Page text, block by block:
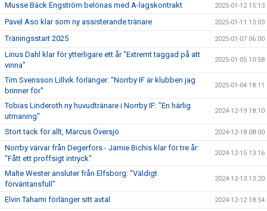
Musse Bäck Engström belönas med A-lagskontrakt 2025-01-12 15:13
Pavel Aso klar som ny assisterande tränare 2025-01-11 13:03
Träningsstart 2025 2025-01-07 06:00
Linus Dahl klar för ytterligare ett år "Extremt taggad på att
vinna"
2025-01-05 10:58
Tim Svensson Lillvik förlänger: "Norrby IF är klubben jag
brinner för"
2025-01-04 18:11
Tobias Linderoth ny huvudtränare i Norrby IF: "En härlig
utmaning"
2024-12-19 18:10
Stort tack för allt, Marcus Översjö 2024-12-18 08:00
Norrby värvar från Degerfors - Jamie Bichis klar för tre år:
"Fått ett proffsigt intryck"
2024-12-15 13:16
Malte Wester ansluter från Elfsborg: "Väldigt
förväntansfull"
2024-12-13 13:20
Elvin Tahami förlänger sitt avtal 2024-12-12 18:54